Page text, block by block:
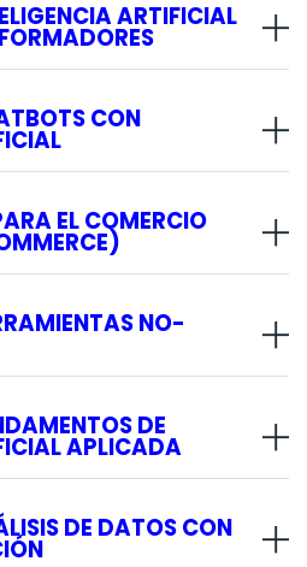
ARTIFICIAL
CON
EL COMERCIO
NO-
DE
APLICADA
DE DATOS CON